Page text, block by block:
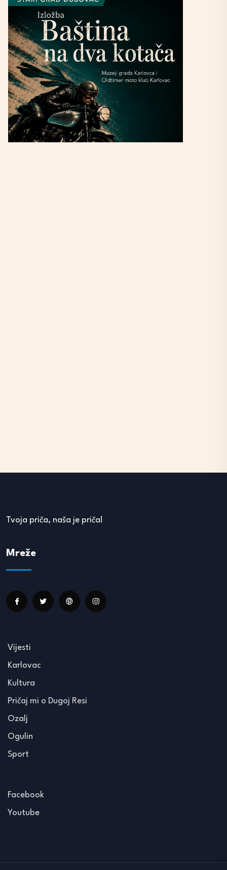
Tvoja priča, naša je priča!
Mreže
Vijesti
Karlovac
Kultura
Pričaj mi o Dugoj Resi
Ozalj
Ogulin
Sport
Facebook
Youtube